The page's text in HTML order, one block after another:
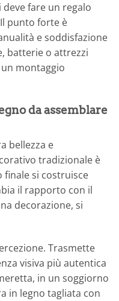
deve fare un regalo
punto forte è
e soddisfazione
batterie o attrezzi
montaggio
da assemblare
bellezza e
tradizionale è
finale si costruisce
il rapporto con il
decorazione, si
Trasmette
visiva più autentica
in un soggiorno
in legno tagliata con